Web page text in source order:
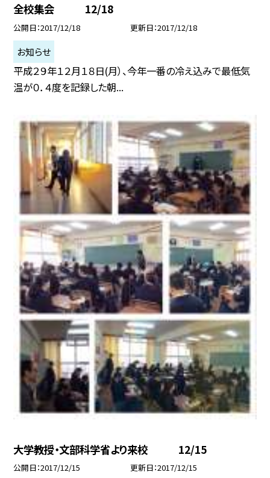
全校集会 12/18
公開日 2017/12/18 更新日 2017/12/18
お知らせ
平成２９年１２月１８日(月）、今年一番の冷え込みで最低気
温が０．４度を記録した朝...
大学教授・文部科学省より来校 12/15
公開日 2017/12/15 更新日 2017/12/15